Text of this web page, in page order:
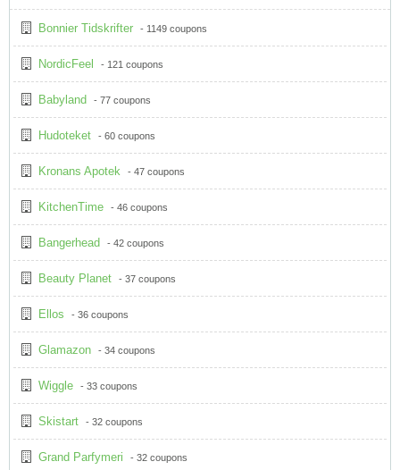
Bonnier Tidskrifter - 1149 coupons
NordicFeel - 121 coupons
Babyland - 77 coupons
Hudoteket - 60 coupons
Kronans Apotek - 47 coupons
KitchenTime - 46 coupons
Bangerhead - 42 coupons
Beauty Planet - 37 coupons
Ellos - 36 coupons
Glamazon - 34 coupons
Wiggle - 33 coupons
Skistart - 32 coupons
Grand Parfymeri - 32 coupons